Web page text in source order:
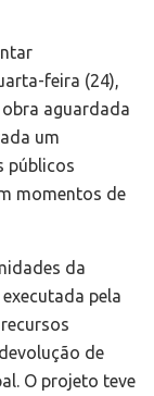
feira (24),
aguardada
um
públicos
momentos de
da
pela
de
O projeto teve